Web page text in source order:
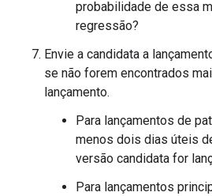
probabilidade de essa
regressão?
Envie a candidata a
se não forem encontrados
lançamento.
Para lançamentos de
menos dois dias úteis
versão candidata for
Para lançamentos